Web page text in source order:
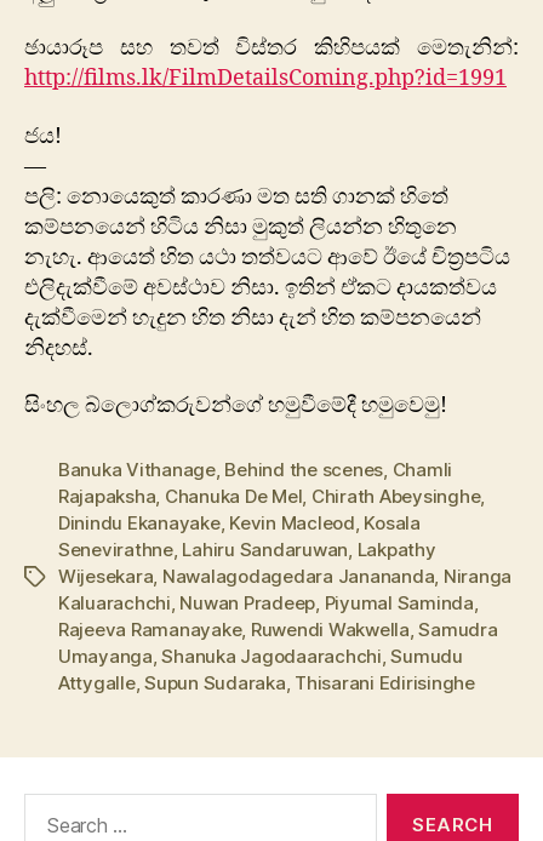
ඡායාරූප සහ තවත් විස්තර කිහිපයක් මෙතැනින්:
http://films.lk/FilmDetailsComing.php?id=1991
ජය!
—
පලි: නොයෙකුත් කාරණා මත සති ගානක් හිතේ
කම්පනයෙන් හිටිය නිසා මුකුත් ලියන්න හිතුනෙ
නැහැ. ආයෙත් හිත යථා තත්වයට ආවේ ඊයේ චිත්‍රපටිය
එලිදැක්වීමේ අවස්ථාව නිසා. ඉතින් ඒකට දායකත්වය
දැක්වීමෙන් හැදුන හිත නිසා දැන් හිත කම්පනයෙන්
නිදහස්.
සිංහල බ්ලොග්කරුවන්ගේ හමුවීමේදී හමුවෙමු!
Tags
Banuka Vithanage, Behind the scenes, Chamli
Rajapaksha, Chanuka De Mel, Chirath Abeysinghe,
Dinindu Ekanayake, Kevin Macleod, Kosala
Senevirathne, Lahiru Sandaruwan, Lakpathy
Wijesekara, Nawalagodagedara Janananda, Niranga
Kaluarachchi, Nuwan Pradeep, Piyumal Saminda,
Rajeeva Ramanayake, Ruwendi Wakwella,Samudra
Umayanga,Shanuka Jagodaarachchi,Sumudu
Attygalle,Supun Sudaraka, Thisarani Edirisinghe